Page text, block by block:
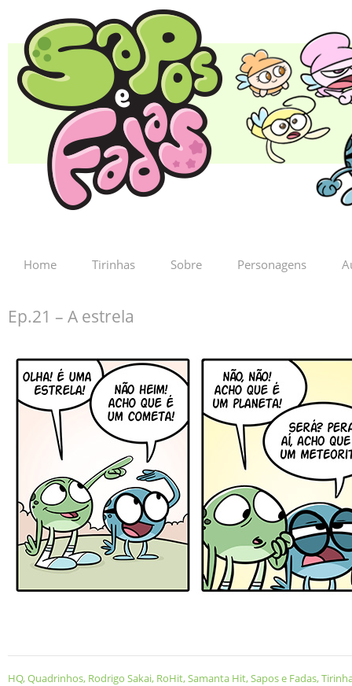
Home Tirinhas Sobre Personagens
Ep.21 – A estrela
HQ,Quadrinhos, Rodrigo Sakai, RoHit,Samanta Hit,Sapos e Fadas,